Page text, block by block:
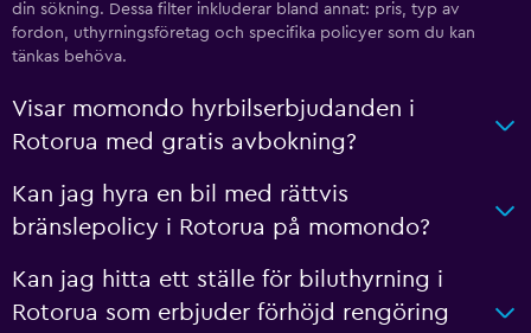
din sökning. Dessa filter inkluderar bland annat: pris, typ av
fordon, uthyrningsföretag och specifika policyer som du kan
tänkas behöva.
Visar momondo hyrbilserbjudanden i
Rotorua med gratis avbokning?
Kan jag hyra en bil med rättvis
bränslepolicy i Rotorua på momondo?
Kan jag hitta ett ställe för biluthyrning i
Rotorua som erbjuder förhöjd rengöring